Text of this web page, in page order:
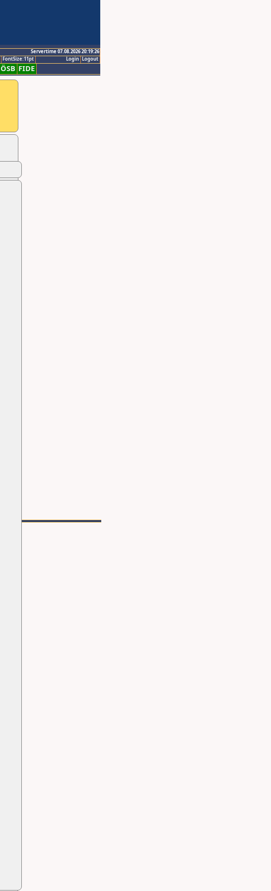
Servertime 07.08.2026 20:19:26
Logout
Login
FontSize:11pt
ÖSB FIDE